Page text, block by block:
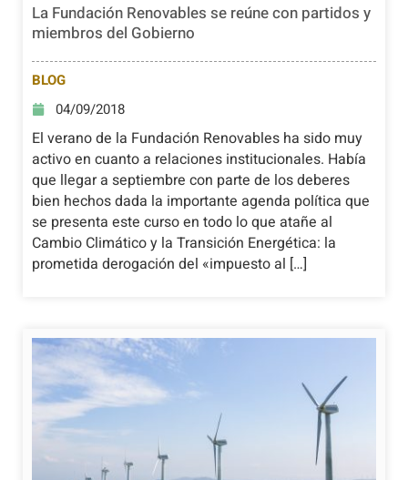
La Fundación Renovables se reúne con partidos y
miembros del Gobierno
BLOG
04/09/2018
El verano de la Fundación Renovables ha sido muy
activo en cuanto a relaciones institucionales. Había
que llegar a septiembre con parte de los deberes
bien hechos dada la importante agenda política que
se presenta este curso en todo lo que atañe al
Cambio Climático y la Transición Energética: la
prometida derogación del «impuesto al […]